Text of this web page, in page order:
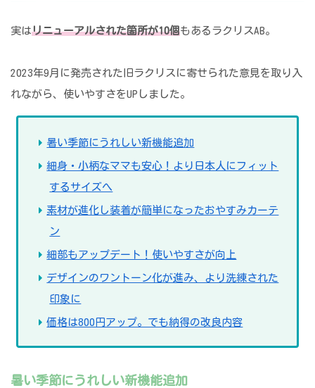
実はリニューアルされた箇所が10個もあるラクリスAB。
2023年9月に発売された旧ラクリスに寄せられた意見を取り入
れながら、使いやすさをUPしました。
暑い季節にうれしい新機能追加
細身・小柄なママも安心！より日本人にフィット
するサイズへ
素材が進化し装着が簡単になったおやすみカーテ
ン
細部もアップデート！使いやすさが向上
デザインのワントーン化が進み、より洗練された
印象に
価格は800円アップ。でも納得の改良内容
暑い季節にうれしい新機能追加